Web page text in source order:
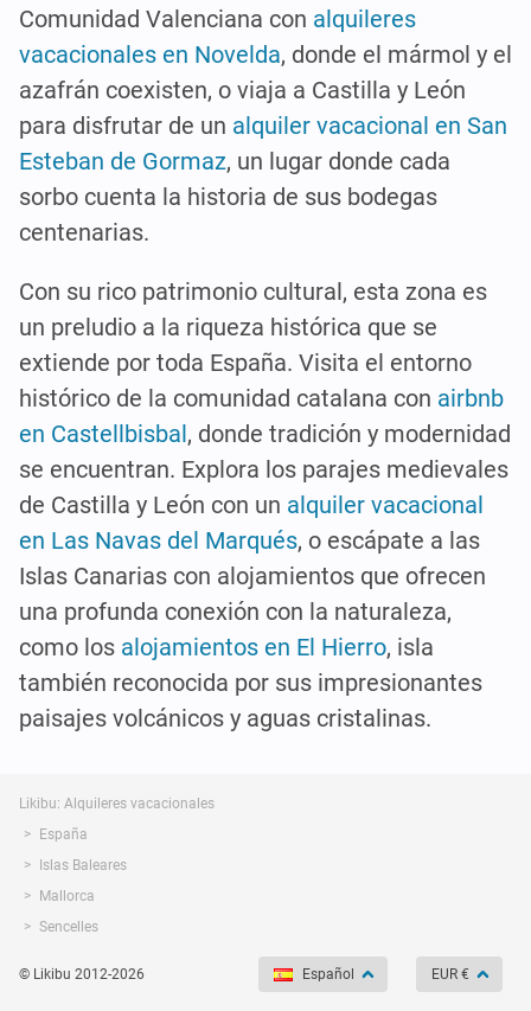
Comunidad Valenciana con alquileres
vacacionales en Novelda, donde el mármol y el
azafrán coexisten, o viaja a Castilla y León
para disfrutar de un alquiler vacacional en San
Esteban de Gormaz, un lugar donde cada
sorbo cuenta la historia de sus bodegas
centenarias.
Con su rico patrimonio cultural, esta zona es
un preludio a la riqueza histórica que se
extiende por toda España. Visita el entorno
histórico de la comunidad catalana con airbnb
en Castellbisbal, donde tradición y modernidad
se encuentran. Explora los parajes medievales
de Castilla y León con un alquiler vacacional
en Las Navas del Marqués, o escápate a las
Islas Canarias con alojamientos que ofrecen
una profunda conexión con la naturaleza,
como los alojamientos en El Hierro, isla
también reconocida por sus impresionantes
paisajes volcánicos y aguas cristalinas.
Likibu: Alquileres vacacionales
España
Islas Baleares
Mallorca
Sencelles
© Likibu 2012-2026 Español EUR €